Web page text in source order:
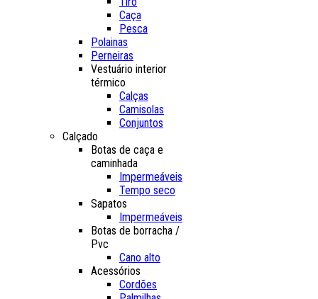
Caça
Pesca
Polainas
Perneiras
Vestuário interior
térmico
Calças
Camisolas
Conjuntos
Calçado
Botas de caça e
caminhada
Impermeáveis
Tempo seco
Sapatos
Impermeáveis
Botas de borracha /
Pvc
Cano alto
Acessórios
Cordões